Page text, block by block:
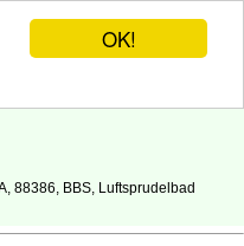
OK!
88386, BBS, Luftsprudelbad